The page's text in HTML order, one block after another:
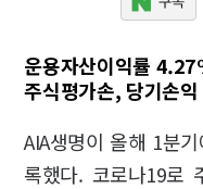
운용자산이익률
주식평가손, 당기손
AIA생명이 올해 1분
록했다. 코로나19로